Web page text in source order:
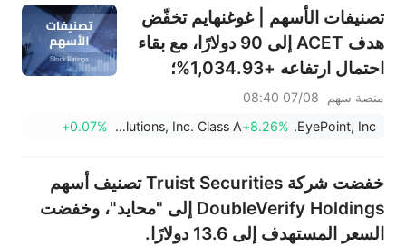
تصنيفات الأسهم | غوغنهايم تخفّض
هدف ACET إلى 90 دولارًا، مع بقاء
احتمال ارتفاعه +1,034.93%؛
2,100 دولار
منصة سهم
07/08 08:40
EyePoint, Inc.
+8.26%
Figure Technology Solutions, Inc. Class A
+0.07%
خفضت شركة Truist Securities تصنيف أسهم
DoubleVerify Holdings إلى "محايد"، وخفضت
السعر المستهدف إلى 13.6 دولارًا.